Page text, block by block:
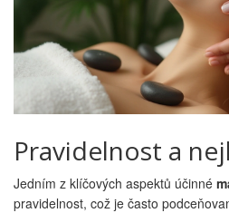
Pravidelnost a
Jedním z klíčových aspektů účinné
pravidelnost, což je často